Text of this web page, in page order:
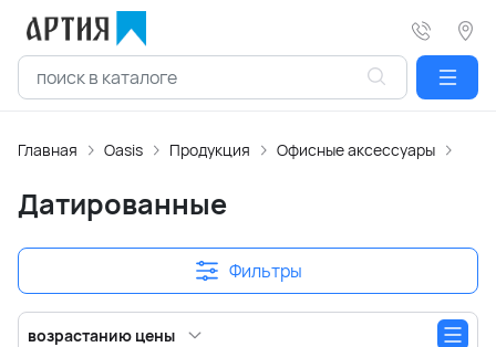
Главная Oasis Продукция Офисные аксессуары
Датированные
Фильтры
возрастанию цены